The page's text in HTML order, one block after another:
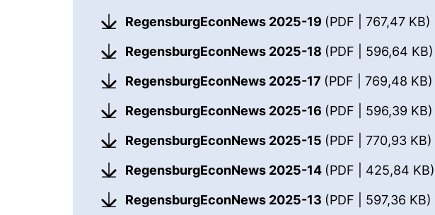
RegensburgEconNews 2025-19 (PDF | 767,47 KB)
RegensburgEconNews 2025-18 (PDF | 596,64 KB)
RegensburgEconNews 2025-17 (PDF | 769,48 KB)
RegensburgEconNews 2025-16 (PDF | 596,39 KB)
RegensburgEconNews 2025-15 (PDF | 770,93 KB)
RegensburgEconNews 2025-14 (PDF | 425,84 KB)
RegensburgEconNews 2025-13 (PDF | 597,36 KB)